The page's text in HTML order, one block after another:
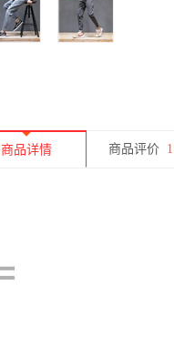
商品详情 商品评价